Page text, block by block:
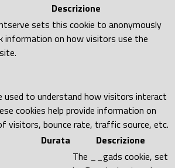
Descrizione
sets this cookie to anonymously
information on how visitors use the
used to understand how visitors interact
cookies help provide information on
visitors, bounce rate, traffic source, etc.
Durata
Descrizione
The __gads cookie, set